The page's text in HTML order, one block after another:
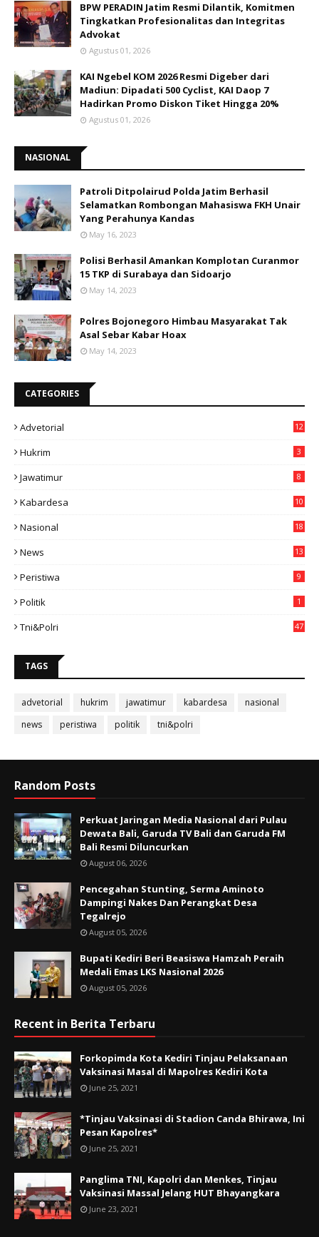
BPW PERADIN Jatim Resmi Dilantik, Komitmen
Tingkatkan Profesionalitas dan Integritas
Advokat
Agustus 01, 2026
KAI Ngebel KOM 2026 Resmi Digeber dari
Madiun: Dipadati 500 Cyclist, KAI Daop 7
Hadirkan Promo Diskon Tiket Hingga 20%
Agustus 01, 2026
NASIONAL
Patroli Ditpolairud Polda Jatim Berhasil
Selamatkan Rombongan Mahasiswa FKH Unair
Yang Perahunya Kandas
May 16, 2023
Polisi Berhasil Amankan Komplotan Curanmor
15 TKP di Surabaya dan Sidoarjo
May 14, 2023
Polres Bojonegoro Himbau Masyarakat Tak
Asal Sebar Kabar Hoax
May 14, 2023
CATEGORIES
Advetorial 12
Hukrim 3
Jawatimur 8
Kabardesa
10
Nasional
18
News
13
Peristiwa 9
Politik 1
Tni&polri 47
TAGS
advetorial hukrim jawatimur kabardesa
nasional
news
peristiwa politik tni&polri
Random Posts
Perkuat Jaringan Media Nasional dari Pulau
Dewata Bali, Garuda TV Bali dan Garuda FM
Bali Resmi Diluncurkan
August 06, 2026
Pencegahan Stunting, Serma Aminoto
Dampingi Nakes Dan Perangkat Desa
Tegalrejo
August 05, 2026
Bupati Kediri Beri Beasiswa Hamzah Peraih
Medali Emas LKS Nasional 2026
August 05, 2026
Recent in Berita Terbaru
Forkopimda Kota Kediri Tinjau Pelaksanaan
Vaksinasi Masal di Mapolres Kediri Kota
June 25, 2021
*Tinjau Vaksinasi di Stadion Canda Bhirawa, Ini
Pesan Kapolres*
June 25, 2021
Panglima TNI, Kapolri dan Menkes, Tinjau
Vaksinasi Massal Jelang HUT Bhayangkara
June 23, 2021